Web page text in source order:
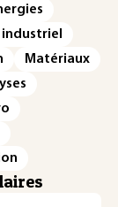
industriel
Matériaux